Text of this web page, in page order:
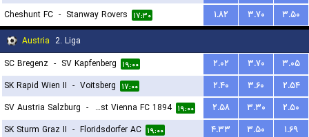
Cheshunt FC - Stanway Rovers ۱۷:۳۰ ۱.۸۲ ۳.۷۰
۳.۵۰
Austria 2. Liga
SC Bregenz - SV Kapfenberg ۱۹:۰۰ ۲.۰۲ ۳.۷۰
۳.۰۵
SK Rapid Wien II - Voitsberg ۱۷:۰۰ ۲.۴۰ ۳.۶۰
۲.۵۴
SV Austria Salzburg - First Vienna FC 1894 ۱۹:۰۰ ۲.۵۸ ۳.۳۰
۲.۵۰
SK Sturm Graz II - Floridsdorfer AC ۱۹:۰۰ ۴.۳۳ ۳.۵۰
۱.۶۹